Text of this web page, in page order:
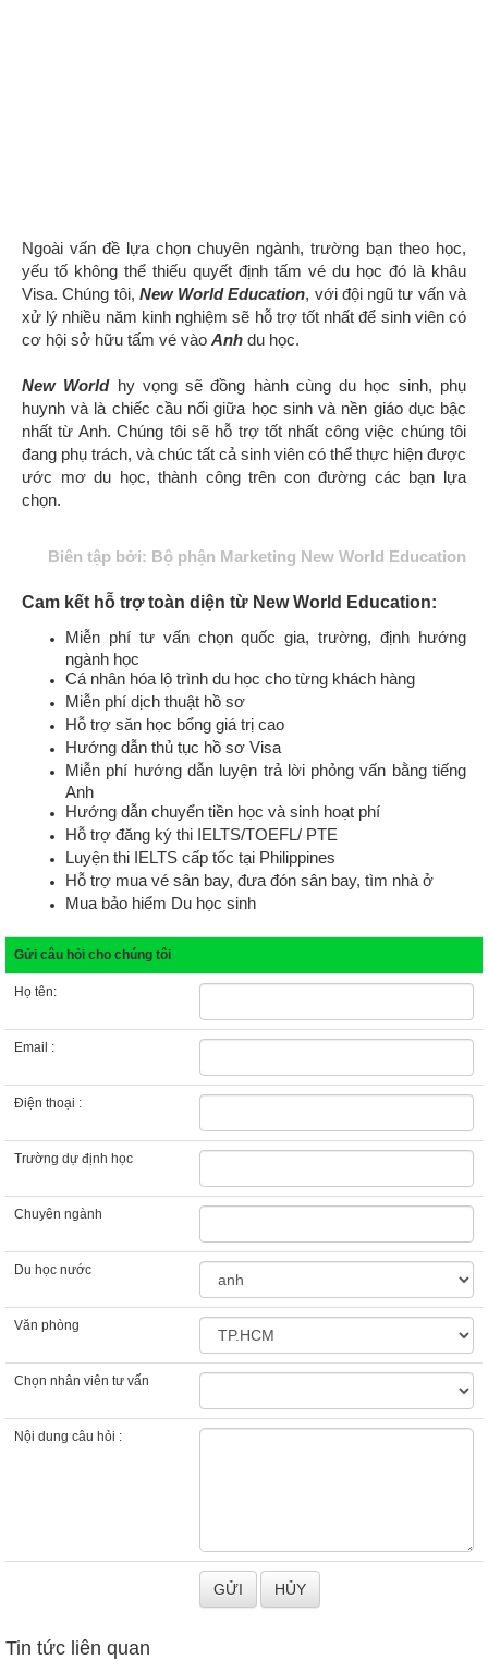
Ngoài vấn đề lựa chọn chuyên ngành, trường bạn theo học,
yếu tố không thể thiếu quyết định tấm vé du học đó là khâu
Visa. Chúng tôi, New World Education, với đội ngũ tư vấn và
xử lý nhiều năm kinh nghiệmsẽ hỗ trợ tốt nhất để sinh viên có
cơ hội sở hữu tấm vé vào Anh du học.
New Worldhy vọng sẽ đồng hành cùng du học sinh, phụ
huynh và là chiếc cầu nối giữa học sinh và nền giáo dục bậc
nhất từ Anh. Chúng tôi sẽ hỗ trợ tốt nhất công việc chúng tôi
đang phụ trách, và chúc tất cả sinh viên có thể thực hiện được
ước mơ du học,thành công trên con đường các bạn lựa
chọn.
Biên tập bởi: Bộ phận Marketing New World Education
Cam kết hỗ trợ toàn diện từ New World Education:
Miễn phí tư vấn chọn quốc gia, trường, định hướng
ngành học
Cá nhân hóa lộ trình du học cho từng khách hàng
Miễn phí dịch thuật hồ sơ
Hỗ trợ săn học bổng giá trị cao
Hướng dẫn thủ tục hồ sơ Visa
Miễn phí hướng dẫn luyện trả lời phỏng vấn bằng tiếng
Anh
Hướng dẫn chuyển tiền học và sinh hoạt phí
Hỗ trợ đăng ký thi IELTS/TOEFL/ PTE
Luyện thi IELTS cấp tốc tại Philippines
Hỗ trợ mua vé sân bay, đưa đón sân bay, tìm nhà ở
Mua bảo hiểm Du học sinh
Gửi câu hỏi cho chúng tôi
Họ tên:
Email :
Điện thoại :
Trường dự định học
Chuyên ngành
Du học nước
Văn phòng
Chọn nhân viên tư vấn
Nội dung câu hỏi :
Tin tức liên quan